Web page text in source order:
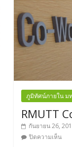
ภูมิทัศน์ภายใน ม
RMUTT
กันยายน 26,
ปิดความเห็น